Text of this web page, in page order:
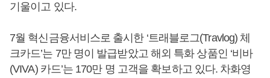
기울이고 있다.
7월 혁신금융서비스로 출시한 ‘트래블로그(Travlog) 체
크카드’는 7만 명이 발급받았고 해외 특화 상품인 ‘비바
(VIVA) 카드’는 170만 명 고객을 확보하고 있다. 차화영